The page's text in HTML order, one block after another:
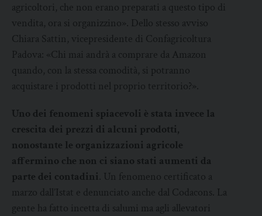
agricoltori, che non erano preparati a questo tipo di
vendita, ora si organizzino». Dello stesso avviso
Chiara Sattin, vicepresidente di Confagricoltura
Padova: «Chi mai andrà a comprare da Amazon
quando, con la stessa comodità, si potranno
acquistare i prodotti nel proprio territorio?».
Uno dei fenomeni spiacevoli è stata invece la
crescita dei prezzi di alcuni prodotti,
nonostante le organizzazioni agricole
affermino che non ci siano stati aumenti da
parte dei contadini . Un fenomeno certificato a
marzo dall’Istat e denunciato anche dal Codacons. La
gente ha fatto incetta di salumi ma agli allevatori